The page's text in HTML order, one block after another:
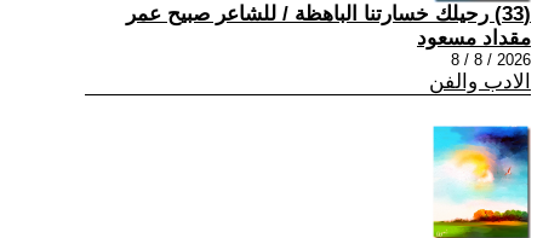
(33) رحيلك خسارتنا الباهظة / للشاعر صبيح عمر
مقداد مسعود
2026 / 8 / 8
الادب والفن